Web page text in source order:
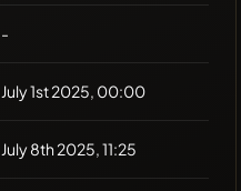
-
July 1st 2025, 00:00
July 8th 2025, 11:25